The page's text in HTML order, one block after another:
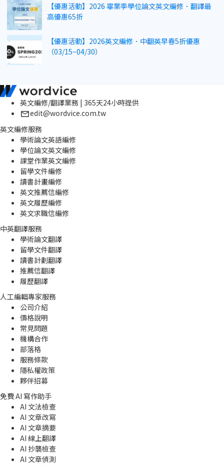
【優惠活動】2026 畢業季學位論文英文編修．翻譯最
高優惠65折
【優惠活動】2026英文編修．中翻英早春5折優惠
（03/15~04/30）
英文編修/翻譯業務 | 365天24小時提供
edit@wordvice.com.tw
英文編修服務
學術論文英語編修
學位論文英文編修
課堂作業英文編修
留學文件編修
讀書計畫編修
英文推薦信編修
英文履歷編修
英文求職信編修
中英翻譯服務
學術論文翻譯
留學文件翻譯
讀書計劃翻譯
推薦信翻譯
履歷翻譯
人工編輯專家服務
公司介紹
價格說明
常見問題
機構合作
部落格
服務條款
隱私權政策
夥伴招募
免費 AI 寫作助手
AI 文法檢查
AI 文章改寫
AI 文章摘要
AI 線上翻譯
AI 抄襲檢查
AI 文章偵測